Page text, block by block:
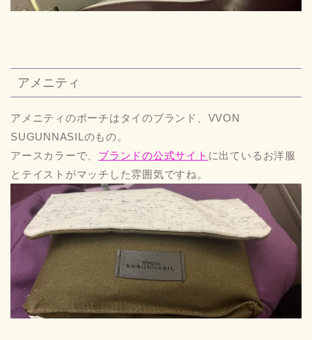
アメニティ
アメニティのポーチはタイのブランド、VVON
SUGUNNASILのもの。
アースカラーで、 ブランドの公式サイト に出ているお洋服
とテイストがマッチした雰囲気ですね。